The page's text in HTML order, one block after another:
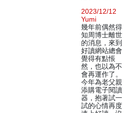
2023/12/12
Yumi
幾年前偶然得
知周博士離世
的消息，來到
好讀網站總會
覺得有點悵
然，也以為不
會再運作了。
今年為老父親
添購電子閱讀
器，抱著試一
試的心情再度